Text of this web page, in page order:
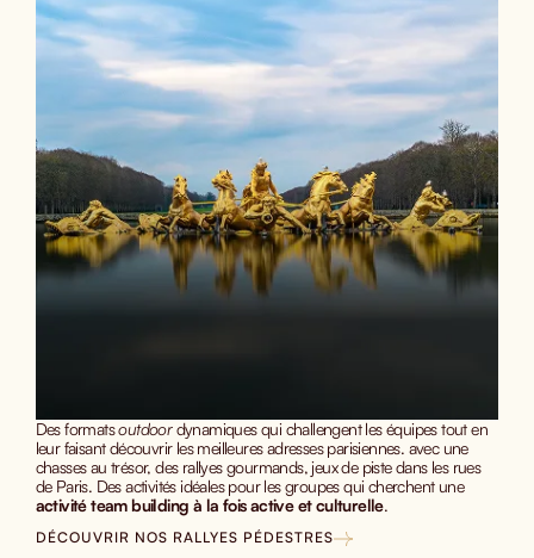
Des formatsoutdoordynamiques qui challengent les équipes tout en
leur faisant découvrir les meilleures adresses parisiennes. avec une
chasses au trésor, des rallyes gourmands, jeux de piste dans les rues
de Paris. Des activités idéales pour les groupes qui cherchent une
activité team building à la fois active et culturelle.
DÉCOUVRIR NOS RALLYES PÉDESTRES